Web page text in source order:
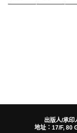
出版人/承
地址：17/F, 80